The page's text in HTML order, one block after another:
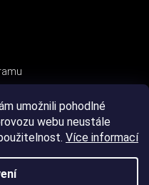
umožnili pohodlné
webu neustále
Více informací